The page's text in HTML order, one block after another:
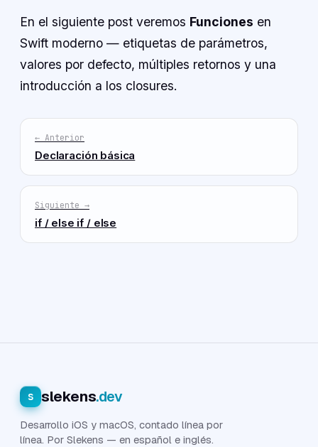
En el siguiente post veremos Funciones en
Swift moderno — etiquetas de parámetros,
valores por defecto, múltiples retornos y una
introducción a los closures.
← Anterior
Declaración básica
Siguiente →
if / else if / else
s slekens.dev
Desarrollo iOS y macOS, contado línea por
línea. Por Slekens — en español e inglés.